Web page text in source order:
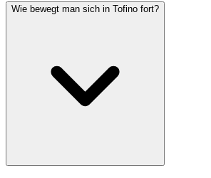
Wie bewegt man sich in Tofino fort?